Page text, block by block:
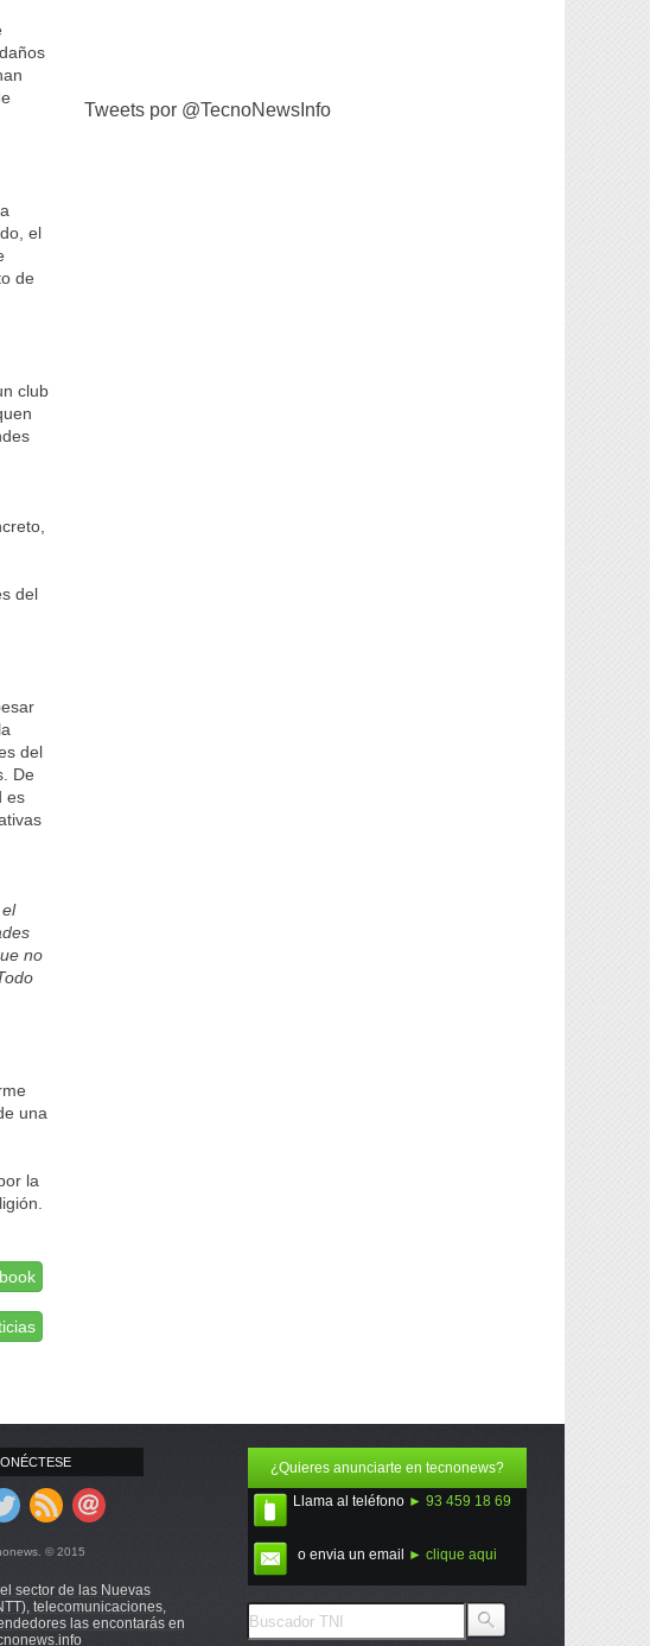
el
de
club
del
del
De
es
no
una
la
Tweets por @TecnoNewsInfo
© 2015
sector de las Nuevas
telecomunicaciones,
las encontarás en
¿Quieres anunciarte en tecnonews?
Llama al teléfono ► 93 459 18 69
o envia un email ► clique aqui